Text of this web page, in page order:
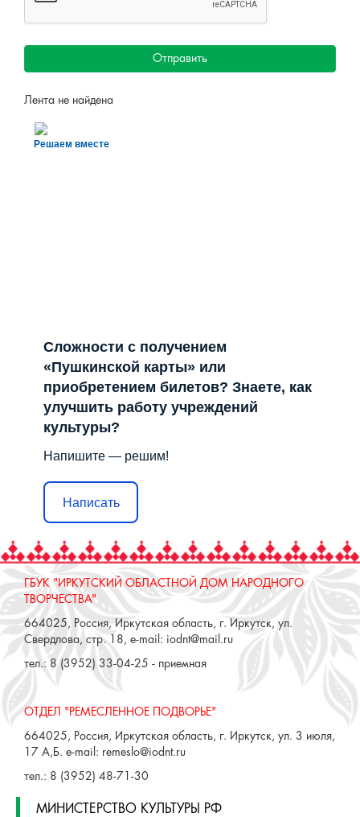
Отправить
Лента не найдена
Решаем вместе
Сложности с получением
«Пушкинской карты» или
приобретением билетов? Знаете, как
улучшить работу учреждений
культуры?
Напишите — решим!
Написать
ГБУК "ИРКУТСКИЙ ОБЛАСТНОЙ ДОМ НАРОДНОГО
ТВОРЧЕСТВА"
664025, Россия, Иркутская область, г. Иркутск, ул.
Свердлова, стр. 18, e-mail: iodnt@mail.ru
тел.: 8 (3952) 33-04-25 - приемная
ОТДЕЛ "РЕМЕСЛЕННОЕ ПОДВОРЬЕ"
664025, Россия, Иркутская область, г. Иркутск, ул. 3 июля,
17 А,Б. e-mail: remeslo@iodnt.ru
тел.: 8 (3952) 48-71-30
МИНИСТЕРСТВО КУЛЬТУРЫ РФ